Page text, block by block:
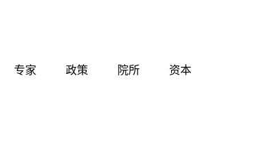
专家 政策 院所 资本